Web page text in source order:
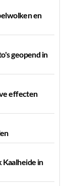
en
geopend in
effecten
in